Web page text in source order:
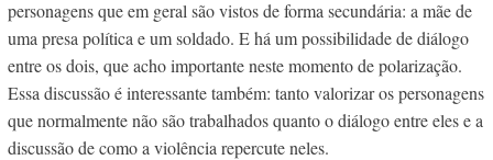
personagens que em geral são vistos de forma secundária: a mãe de
uma presa política e um soldado. E há um possibilidade de diálogo
entre os dois, que acho importante neste momento de polarização.
Essa discussão é interessante também: tanto valorizar os personagens
que normalmente não são trabalhados quanto o diálogo entre eles e a
discussão de como a violência repercute neles.